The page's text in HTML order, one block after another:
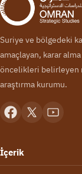
Suriye ve bölgedeki
amaçlayan, karar
öncelikleri belirleyen
araştırma kurumu.
İçerik